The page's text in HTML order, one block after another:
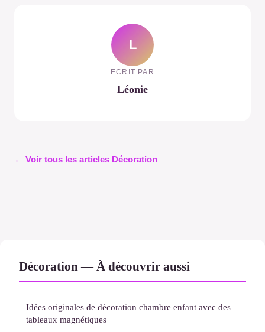
L
ECRIT PAR
Léonie
← Voir tous les articles Décoration
Décoration — À découvrir aussi
Idées originales de décoration chambre enfant avec des
tableaux magnétiques